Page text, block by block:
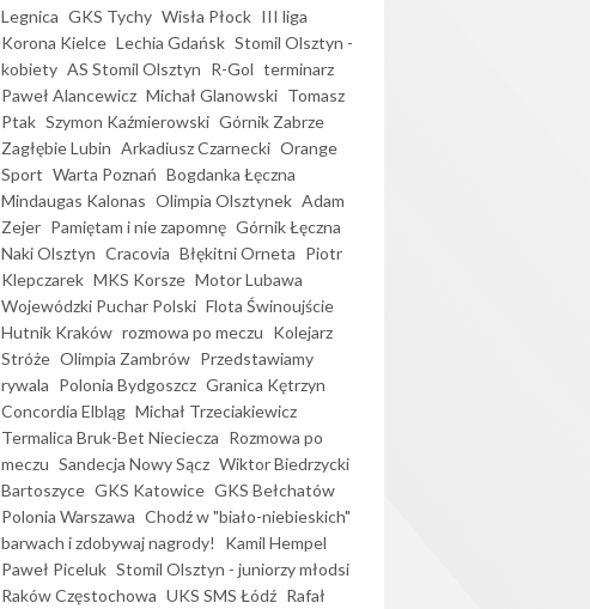
Legnica GKS Tychy Wisła Płock III liga
Korona Kielce Lechia Gdańsk Stomil Olsztyn -
kobiety AS Stomil Olsztyn R-Gol terminarz
Paweł Alancewicz Michał Glanowski Tomasz
Ptak Szymon Kaźmierowski Górnik Zabrze
Zagłębie Lubin Arkadiusz Czarnecki Orange
Sport Warta Poznań Bogdanka Łęczna
Mindaugas Kalonas Olimpia Olsztynek Adam
Zejer Pamiętam i nie zapomnę Górnik Łęczna
Naki Olsztyn Cracovia Błękitni Orneta Piotr
Klepczarek MKS Korsze Motor Lubawa
Wojewódzki Puchar Polski Flota Świnoujście
Hutnik Kraków rozmowa po meczu Kolejarz
Stróże Olimpia Zambrów Przedstawiamy
rywala Polonia Bydgoszcz Granica Kętrzyn
Concordia Elbląg Michał Trzeciakiewicz
Termalica Bruk-Bet Nieciecza Rozmowa po
meczu Sandecja Nowy Sącz Wiktor Biedrzycki
Bartoszyce GKS Katowice GKS Bełchatów
Polonia Warszawa Chodź w "biało-niebieskich"
barwach i zdobywaj nagrody!
Kamil Hempel
Paweł Piceluk Stomil Olsztyn - juniorzy młodsi
Raków Częstochowa UKS SMS Łódź Rafał